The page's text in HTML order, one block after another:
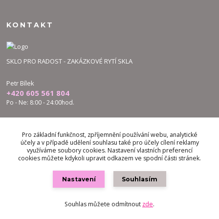
KONTAKT
SKLO PRO RADOST - ZAKÁZKOVÉ RYTÍ SKLA
Petr Bílek
+420 605 561 804
Po - Ne: 8:00 - 24:00hod.
bilek.petr@skloproradost.cz
Pro základní funkčnost, zpříjemnění používání webu, analytické
účely a v případě udělení souhlasu také pro účely cílení reklamy
využíváme soubory cookies. Nastavení vlastních preferencí
cookies můžete kdykoli upravit odkazem ve spodní části stránek.
Nastavení Souhlasím
Souhlas můžete odmítnout zde.